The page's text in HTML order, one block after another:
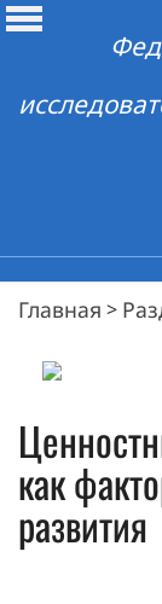
Главная >
как
развития